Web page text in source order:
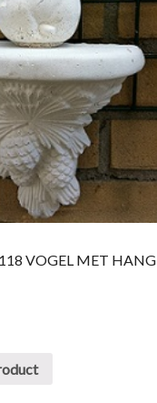
VOGEL MET HANG